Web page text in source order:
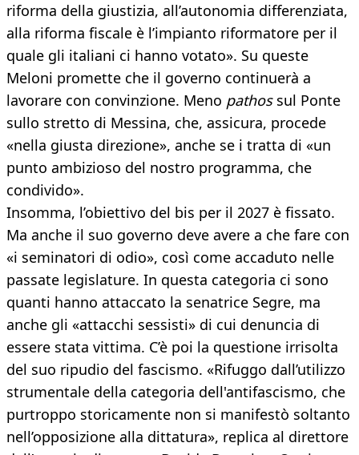
riforma della giustizia, all’autonomia differenziata,
alla riforma fiscale è l’impianto riformatore per il
quale gli italiani ci hanno votato». Su queste
Meloni promette che il governo continuerà a
lavorare con convinzione. Meno pathossul Ponte
sullo stretto di Messina, che, assicura, procede
«nella giusta direzione», anche se i tratta di «un
punto ambizioso del nostro programma, che
condivido».
Insomma, l’obiettivo del bis per il 2027 è fissato.
Ma anche il suo governo deve avere a che fare con
«i seminatori di odio», così come accaduto nelle
passate legislature. In questa categoria ci sono
quanti hanno attaccato la senatrice Segre, ma
anche gli «attacchi sessisti» di cui denuncia di
essere stata vittima. C’è poi la questione irrisolta
del suo ripudio del fascismo. «Rifuggo dall’utilizzo
strumentale della categoria dell'antifascismo, che
purtroppo storicamente non si manifestò soltanto
nell’opposizione alla dittatura», replica al direttore